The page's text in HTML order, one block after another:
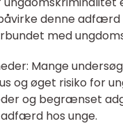
denne adfærd
med
Mange
og øget risiko for
og begrænset
hos unge.